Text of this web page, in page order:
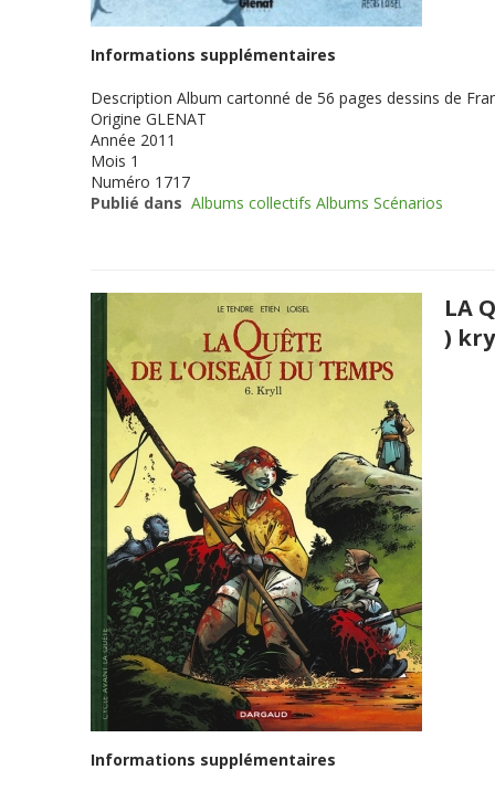
Informations supplémentaires
Description Album cartonné de 56 pages dessins de
Origine GLENAT
Année 2011
Mois 1
Numéro 1717
Publié dans Albums collectifs Albums Scénarios
LA
)
Informations supplémentaires